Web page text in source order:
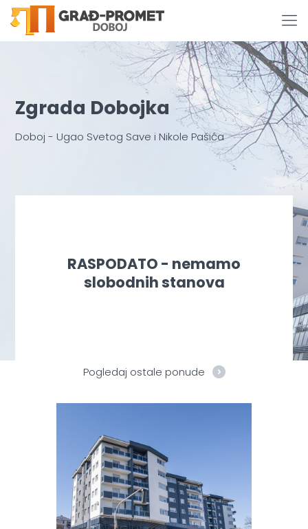
Zgrada Dobojka
Doboj - Ugao Svetog Save i Nikole Pašića
RASPODATO - nemamo
slobodnih stanova
Pogledaj ostale ponude